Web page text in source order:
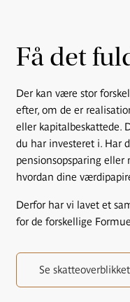
Få det
Der kan være stor
efter, om de er
eller kapitalbeskattede.
du har investeret i. Har
pensionsopsparing
hvordan dine
Derfor har vi lavet et
for de forskellige
Se